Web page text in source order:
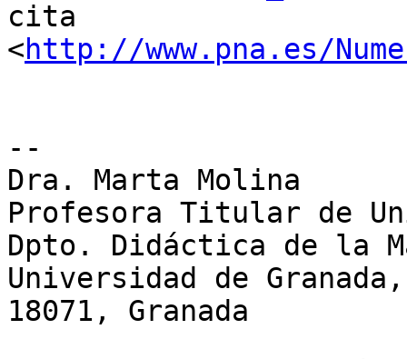
cita
<http://www.pna.es/
--
Dra. Marta Molina
Profesora Titular de
Dpto. Didáctica de la
Universidad de
18071, Granada